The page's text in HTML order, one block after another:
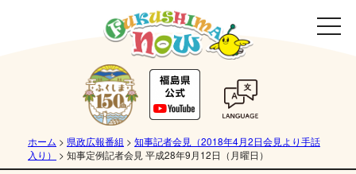
ホーム > 県政広報番組 > 知事記者会見（2018年4月2日会見より手話
入り）
> 知事定例記者会見 平成28年9月12日（月曜日）